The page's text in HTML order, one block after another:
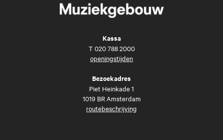
Kassa
T 020 788 2000
openingstijden
Bezoekadres
Piet Heinkade 1
1019 BR Amsterdam
routebeschrijving